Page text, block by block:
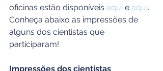
oficinas estão disponíveis aqui e aqui.
Conheça abaixo as impressões de
alguns dos cientistas que
participaram!
Impressões dos cientistas